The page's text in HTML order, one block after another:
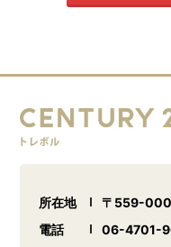
所在地
〒559-
電話
06-4701-